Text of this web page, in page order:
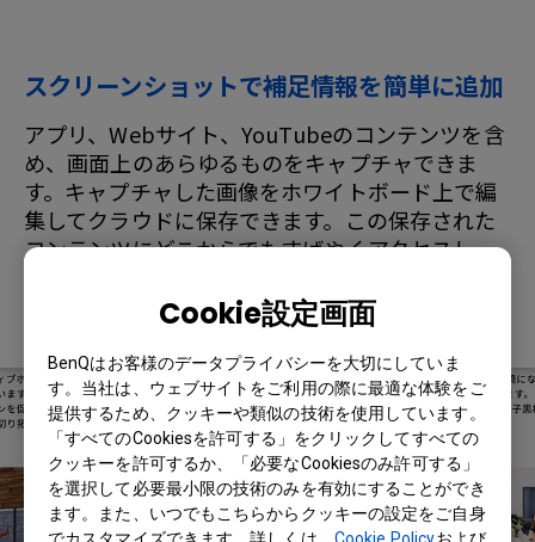
Cookie設定画面
BenQはお客様のデータプライバシーを大切にしていま
す。当社は、ウェブサイトをご利用の際に最適な体験をご
提供するため、クッキーや類似の技術を使用しています。
「すべてのCookiesを許可する」をクリックしてすべての
クッキーを許可するか、「必要なCookiesのみ許可する」
を選択して必要最小限の技術のみを有効にすることができ
ます。また、いつでもこちらからクッキーの設定をご自身
でカスタマイズできます。詳しくは、 Cookie Policyおよび
スクリーンショットで補足情報を簡単に追加
アプリ、Webサイト、YouTubeのコンテンツを含
め、画面上のあらゆるものをキャプチャできま
す。キャプチャした画像をホワイトボード上で編
集してクラウドに保存できます。この保存された
コンテンツにどこからでもすばやくアクセスし、
作成できます。